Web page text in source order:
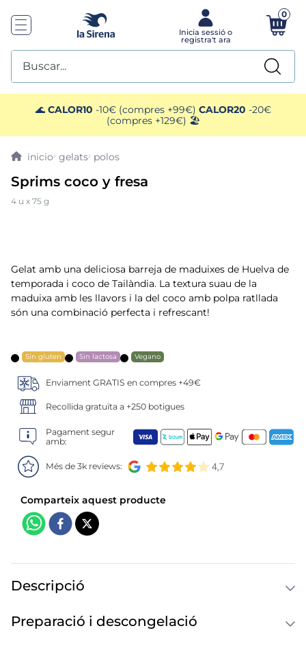
0
Buscar...
🌊 CALOR10 -10€ (compres +99€) CALOR20 -20€
(compres +129€) 🏖️
gelats polos
Sprims coco y fresa
4 u x 75 g
Gelat amb una deliciosa barreja de maduixes de Huelva de
temporada i coco de Tailàndia. La textura suau de la
maduixa amb les llavors i la del coco amb polpa ratllada
són una combinació perfecta i refrescant!
Sin gluten Sin lactosa Vegano
Enviament GRATIS en compres +49€
Recollida gratuïta a +250 botigues
Pagament segur
amb:
Més de 3k reviews:
Descripció
Preparació i descongelació
TOP SEARCHES
1. plato preparado
gelats sirena
3 . helados polos
5. salmó premium
6. calamar sirena
8. anillas
. halibut
10. coliflor